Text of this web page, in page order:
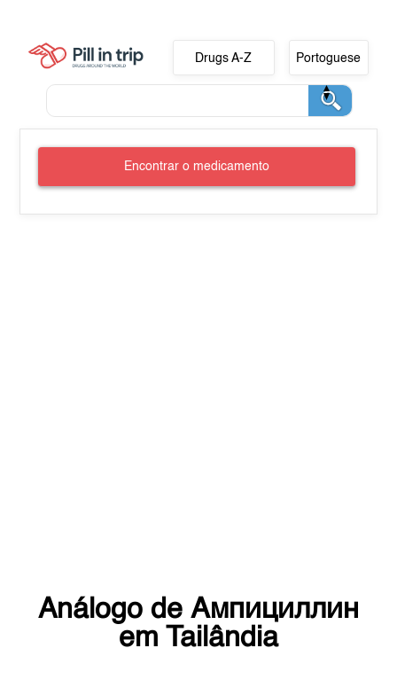
Drugs A-Z Portoguese
Encontrar o medicamento
Análogo de Ампициллин
em Tailândia